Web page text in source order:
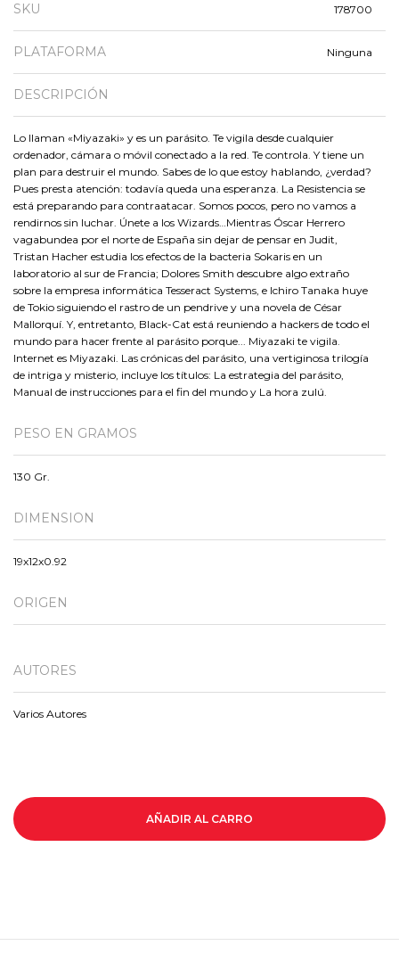
SKU 178700
PLATAFORMA Ninguna
DESCRIPCIÓN
Lo llaman «Miyazaki» y es un parásito. Te vigila desde cualquier
ordenador, cámara o móvil conectado a la red. Te controla. Y tiene un
plan para destruir el mundo. Sabes de lo que estoy hablando, ¿verdad?
Pues presta atención: todavía queda una esperanza. La Resistencia se
está preparando para contraatacar. Somos pocos, pero no vamos a
rendirnos sin luchar. Únete a los Wizards…Mientras Óscar Herrero
vagabundea por el norte de España sin dejar de pensar en Judit,
Tristan Hacher estudia los efectos de la bacteria Sokaris en un
laboratorio al sur de Francia; Dolores Smith descubre algo extraño
sobre la empresa informática Tesseract Systems, e Ichiro Tanaka huye
de Tokio siguiendo el rastro de un pendrive y una novela de César
Mallorquí. Y, entretanto, Black-Cat está reuniendo a hackers de todo el
mundo para hacer frente al parásito porque... Miyazaki te vigila.
Internet es Miyazaki. Las crónicas del parásito, una vertiginosa trilogía
de intriga y misterio, incluye los títulos: La estrategia del parásito,
Manual de instrucciones para el fin del mundo y La hora zulú.
PESO EN GRAMOS
130 Gr.
DIMENSION
19x12x0.92
ORIGEN
AUTORES
Varios Autores
AÑADIR AL CARRO